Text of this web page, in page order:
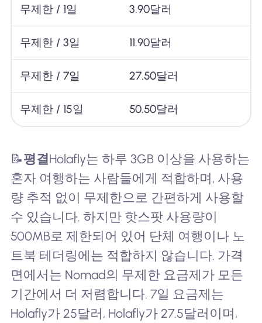
무제한 / 1일 3.90달러
무제한 / 3일 11.90달러
무제한 / 7일 27.50달러
무제한 / 15일 50.50달러
📝평결Holafly는 하루 3GB 이상을 사용하는
혼자 여행하는 사람들에게 적합하며, 사용
량 추적 없이 무제한으로 간편하게 사용할
수 있습니다. 하지만 핫스팟 사용량이
500MB로 제한되어 있어 단체 여행이나 노
트북 테더링에는 적합하지 않습니다. 가격
면에서는 Nomad의 무제한 요금제가 모든
기간에서 더 저렴합니다. 7일 요금제는
Holafly가 25달러, Holafly가 27.5달러이며,